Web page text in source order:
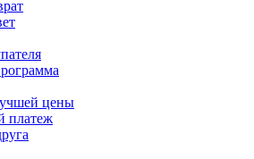
цены
платеж